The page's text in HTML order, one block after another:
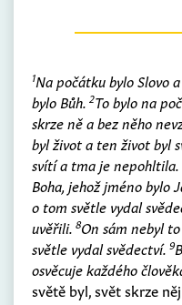
1Na počátku bylo Slovo
bylo Bůh. 2To bylo na
skrze ně a bez něho
byl život a ten život byl
svítí a tma je nepohltila.
Boha, jehož jméno bylo
o tom světle vydal
uvěřili. 8On sám nebyl
světle vydal svědectví. 9
osvěcuje každého
světě byl, svět skrze